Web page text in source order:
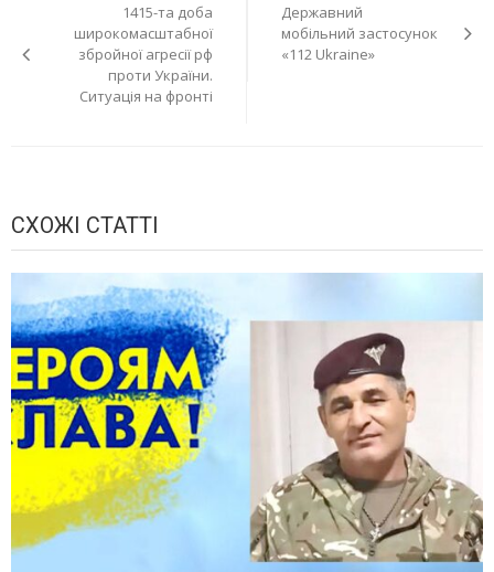
записів1415-та доба
широкомасштабної
збройної агресії рф
проти України.
Ситуація на фронті
Державний
мобільний застосунок
«112 Ukraine»
СХОЖІ СТАТТІ